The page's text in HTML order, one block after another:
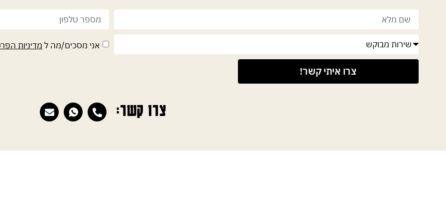
אני מסכים/מה ל מדיניות
צרו איתי קשר!
צרו קשר: